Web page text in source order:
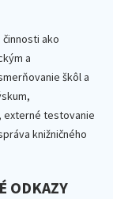
ako
a
škôl a
externé testovanie
knižničného
ODKAZY